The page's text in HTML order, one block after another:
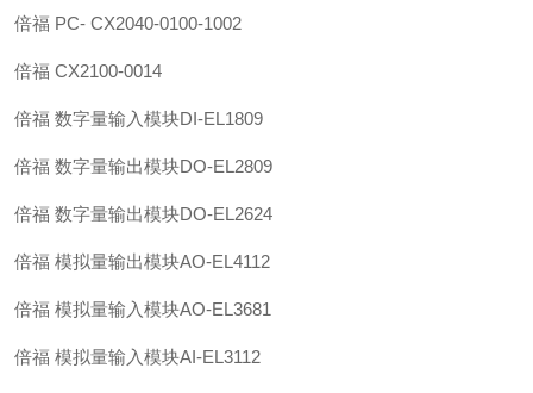
倍福 PC- CX2040-0100-1002
倍福 CX2100-0014
倍福 数字量输入模块DI-EL1809
倍福 数字量输出模块DO-EL2809
倍福 数字量输出模块DO-EL2624
倍福 模拟量输出模块AO-EL4112
倍福 模拟量输入模块AO-EL3681
倍福 模拟量输入模块AI-EL3112